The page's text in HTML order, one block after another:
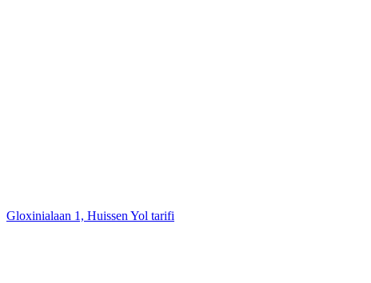
Gloxinialaan 1, Huissen Yol tarifi